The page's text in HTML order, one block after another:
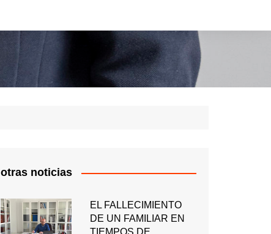
otras noticias
EL FALLECIMIENTO
DE UN FAMILIAR EN
TIEMPOS DE